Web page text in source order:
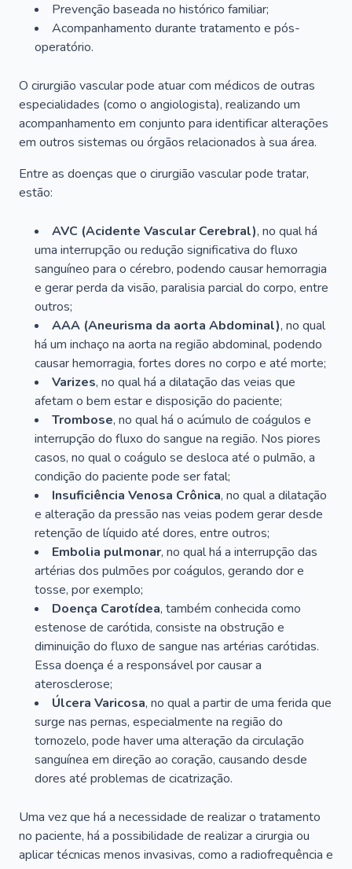
Prevenção baseada no histórico familiar;
Acompanhamento durante tratamento e pós-
operatório.
O cirurgião vascular pode atuar com médicos de outras
especialidades (como o angiologista), realizando um
acompanhamento em conjunto para identificar alterações
em outros sistemas ou órgãos relacionados à sua área.
Entre as doenças que o cirurgião vascular pode tratar,
estão:
AVC (Acidente Vascular Cerebral), no qual há
uma interrupção ou redução significativa do fluxo
sanguíneo para o cérebro, podendo causar hemorragia
e gerar perda da visão, paralisia parcial do corpo, entre
outros;
AAA (Aneurisma da aorta Abdominal), no qual
há um inchaço na aorta na região abdominal, podendo
causar hemorragia, fortes dores no corpo e até morte;
Varizes, no qual há a dilatação das veias que
afetam o bem estar e disposição do paciente;
Trombose, no qual há o acúmulo de coágulos e
interrupção do fluxo do sangue na região. Nos piores
casos, no qual o coágulo se desloca até o pulmão, a
condição do paciente pode ser fatal;
Insuficiência Venosa Crônica, no qual a dilatação
e alteração da pressão nas veias podem gerar desde
retenção de líquido até dores, entre outros;
Embolia pulmonar, no qual há a interrupção das
artérias dos pulmões por coágulos, gerando dor e
tosse, por exemplo;
Doença Carotídea, também conhecida como
estenose de carótida, consiste na obstrução e
diminuição do fluxo de sangue nas artérias carótidas.
Essa doença é a responsável por causar a
aterosclerose;
Úlcera Varicosa, no qual a partir de uma ferida que
surge nas pernas, especialmente na região do
tornozelo, pode haver uma alteração da circulação
sanguínea em direção ao coração, causando desde
dores até problemas de cicatrização.
Uma vez que há a necessidade de realizar o tratamento
no paciente, há a possibilidade de realizar a cirurgia ou
aplicar técnicas menos invasivas, como a radiofrequência e